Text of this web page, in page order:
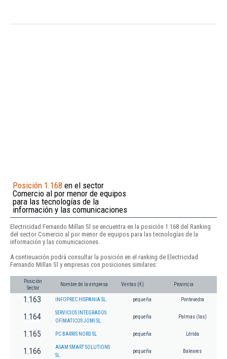
Posición 1.168 en el sector
Comercio al por menor de equipos
para las tecnologías de la
información y las comunicaciones
Electricidad Fernando Millan Sl se encuentra en la posición 1.168 del Ranking
del sector Comercio al por menor de equipos para las tecnologías de la
información y las comunicaciones.
A continuación podrá consultar la posición en el ranking de Electricidad
Fernando Millan Sl y empresas con posiciones similares:
Posición
Sector
Nombre de la empresa Ventas (€) Provincia
1.163 INFOPREC HISPANIA SL. pequeña Pontevedra
1.164
SERVICIOS INTEGRADOS
OFIMATICOS JOMI SL
pequeña Palmas (las)
1.165 PC BARRIS NORD SL pequeña Lérida
1.166
ASAM SMART SOLUTIONS
SL.
pequeña Baleares